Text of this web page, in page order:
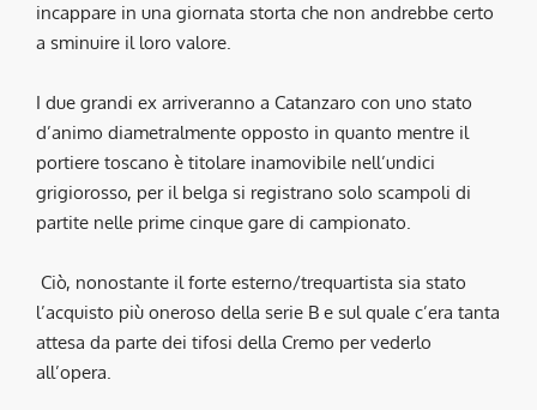
incappare in una giornata storta che non andrebbe certo
a sminuire il loro valore.
I due grandi ex arriveranno a Catanzaro con uno stato
d’animo diametralmente opposto in quanto mentre il
portiere toscano è titolare inamovibile nell’undici
grigiorosso, per il belga si registrano solo scampoli di
partite nelle prime cinque gare di campionato.
Ciò, nonostante il forte esterno/trequartista sia stato
l’acquisto più oneroso della serie B e sul quale c’era tanta
attesa da parte dei tifosi della Cremo per vederlo
all’opera.